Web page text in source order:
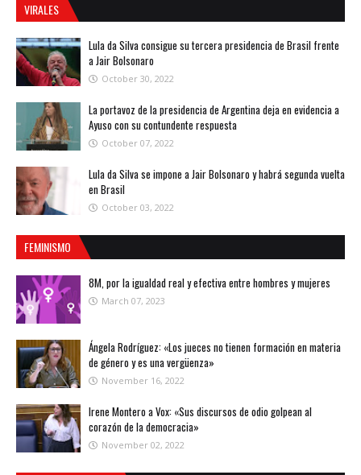
VIRALES
Lula da Silva consigue su tercera presidencia de Brasil frente
a Jair Bolsonaro
October 30, 2022
La portavoz de la presidencia de Argentina deja en evidencia a
Ayuso con su contundente respuesta
October 07, 2022
Lula da Silva se impone a Jair Bolsonaro y habrá segunda vuelta
en Brasil
October 03, 2022
FEMINISMO
8M, por la igualdad real y efectiva entre hombres y mujeres
March 07, 2023
Ángela Rodríguez: «Los jueces no tienen formación en materia
de género y es una vergüenza»
November 16, 2022
Irene Montero a Vox: «Sus discursos de odio golpean al
corazón de la democracia»
November 02, 2022